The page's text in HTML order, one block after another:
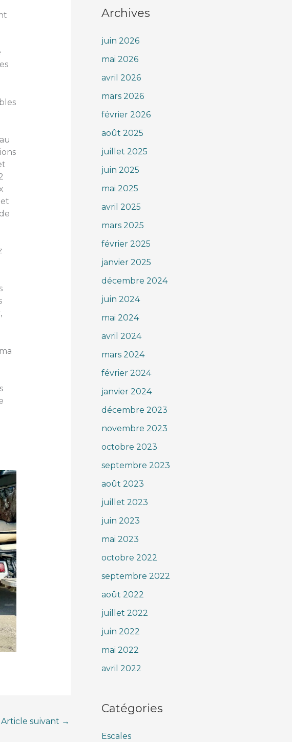
Article suivant →
Archives
juin 2026
mai 2026
avril 2026
mars 2026
février 2026
août 2025
juillet 2025
juin 2025
mai 2025
avril 2025
mars 2025
février 2025
janvier 2025
décembre 2024
juin 2024
mai 2024
avril 2024
mars 2024
février 2024
janvier 2024
décembre 2023
novembre 2023
octobre 2023
septembre 2023
août 2023
juillet 2023
juin 2023
mai 2023
octobre 2022
septembre 2022
août 2022
juillet 2022
juin 2022
mai 2022
avril 2022
Catégories
Escales